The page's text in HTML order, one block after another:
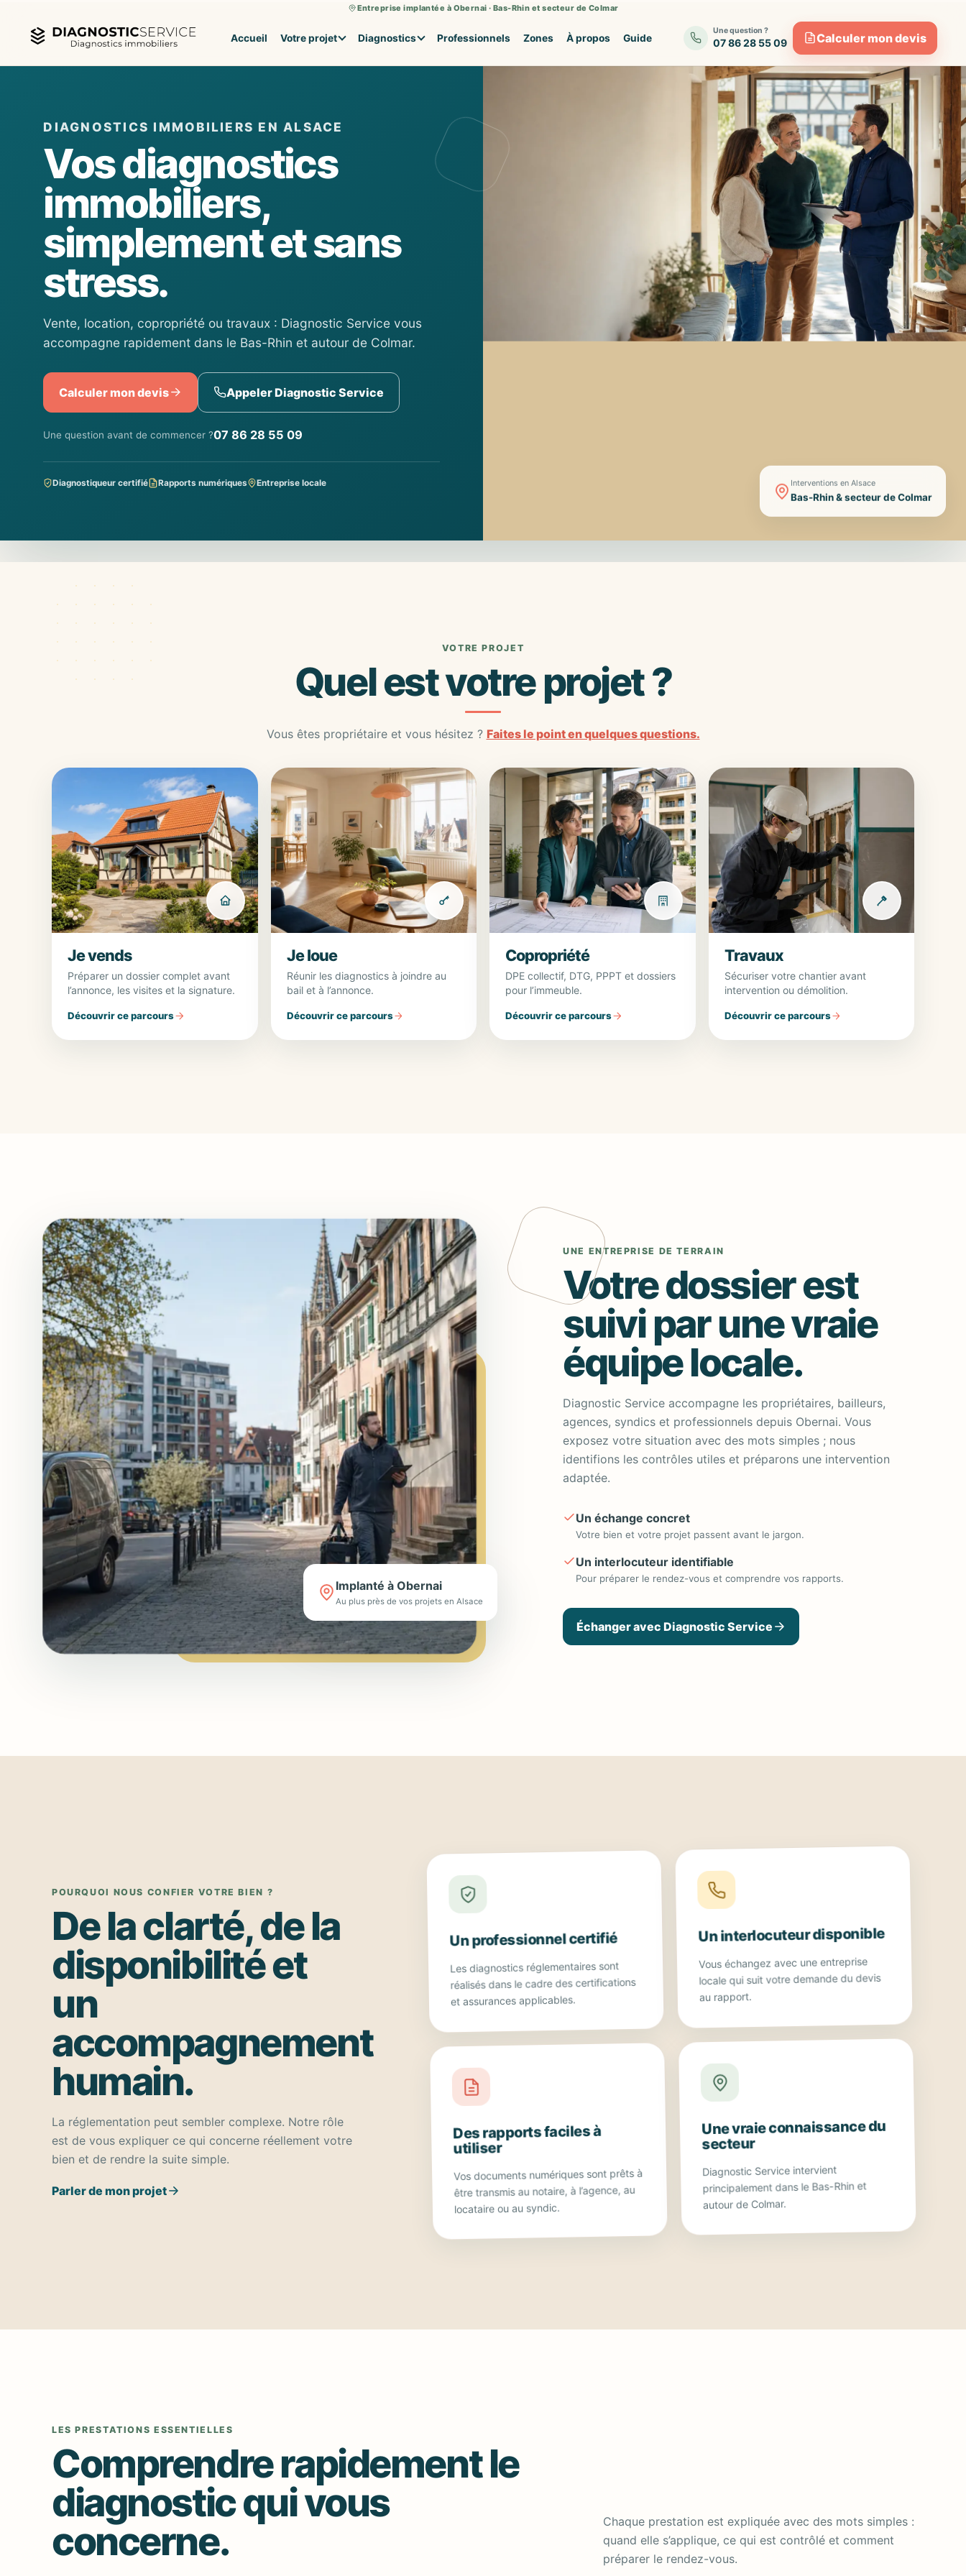
Entreprise implantée à Obernai · Bas-Rhin et secteur de Colmar
Accueil Votre projet Diagnostics Professionnels Zones À propos Guide
Une question ?
07 86 28 55 09 Calculer mon devis
DIAGNOSTICS IMMOBILIERS EN ALSACE
Vos diagnostics
immobiliers,
simplement et sans
stress.
Vente, location, copropriété ou travaux : Diagnostic Service vous
accompagne rapidement dans le Bas-Rhin et autour de Colmar.
Calculer mon devis Appeler Diagnostic Service
Une question avant de commencer ?07 86 28 55 09
Diagnostiqueur certifié Rapports numériques Entreprise locale Interventions en Alsace
Bas-Rhin & secteur de Colmar
VOTRE PROJET
Quel est votre projet ?
Vous êtes propriétaire et vous hésitez ? Faites le point en quelques questions.
Je vends
Préparer un dossier complet avant
l’annonce, les visites et la signature.
Découvrir ce parcours
Je loue
Réunir les diagnostics à joindre au
bail et à l’annonce.
Découvrir ce parcours
Copropriété
DPE collectif, DTG, PPPT et dossiers
pour l’immeuble.
Découvrir ce parcours
Travaux
Sécuriser votre chantier avant
intervention ou démolition.
Découvrir ce parcours
Implanté à Obernai
Au plus près de vos projets en Alsace
UNE ENTREPRISE DE TERRAIN
Votre dossier est
suivi par une vraie
équipe locale.
Diagnostic Service accompagne les propriétaires, bailleurs,
agences, syndics et professionnels depuis Obernai. Vous
exposez votre situation avec des mots simples ; nous
identifions les contrôles utiles et préparons une intervention
adaptée.
Un échange concret
Votre bien et votre projet passent avant le jargon.
Un interlocuteur identifiable
Pour préparer le rendez-vous et comprendre vos rapports.
Échanger avec Diagnostic Service
POURQUOI NOUS CONFIER VOTRE BIEN ?
De la clarté, de la
disponibilité et
un
accompagnement
humain.
La réglementation peut sembler complexe. Notre rôle
est de vous expliquer ce qui concerne réellement votre
bien et de rendre la suite simple.
Parler de mon projet
Un professionnel certifié
Les diagnostics réglementaires sont
réalisés dans le cadre des certifications
et assurances applicables.
Un interlocuteur disponible
Vous échangez avec une entreprise
locale qui suit votre demande du devis
au rapport.
Des rapports faciles à
utiliser
Vos documents numériques sont prêts à
être transmis au notaire, à l’agence, au
locataire ou au syndic.
Une vraie connaissance du
secteur
Diagnostic Service intervient
principalement dans le Bas-Rhin et
autour de Colmar.
LES PRESTATIONS ESSENTIELLES
Comprendre rapidement le
diagnostic qui vous
concerne.
Chaque prestation est expliquée avec des mots simples :
quand elle s’applique, ce qui est contrôlé et comment
préparer le rendez-vous.